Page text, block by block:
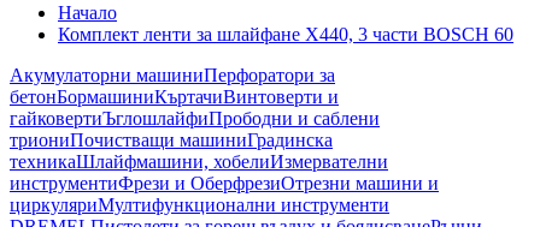
Начало
Комплект ленти за шлайфане X440, 3 части BOSCH 60
Акумулаторни машиниПерфоратори за
бетонБормашиниКъртачиВинтоверти и
гайковертиЪглошлайфиПрободни и саблени
триониПочистващи машиниГрадинска
техникаШлайфмашини, хобелиИзмервателни
инструментиФрези и ОберфрезиОтрезни машини и
циркуляриМултифункционални инструменти